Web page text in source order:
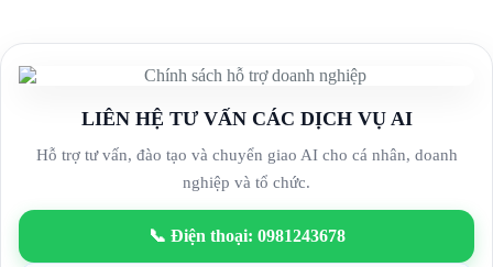
LIÊN HỆ TƯ VẤN CÁC DỊCH VỤ AI
Hỗ trợ tư vấn, đào tạo và chuyển giao AI cho cá nhân, doanh
nghiệp và tổ chức.
📞 Điện thoại: 0981243678